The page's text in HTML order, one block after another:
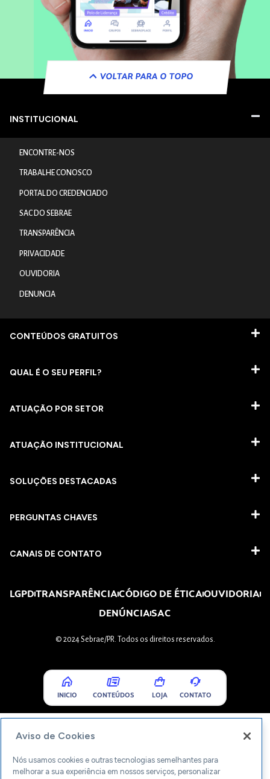
VOLTAR PARA O TOPO
INSTITUCIONAL
ENCONTRE-NOS
TRABALHE CONOSCO
PORTAL DO CREDENCIADO
SAC DO SEBRAE
TRANSPARÊNCIA
PRIVACIDADE
OUVIDORIA
DENUNCIA
CONTEÚDOS GRATUITOS
QUAL É O SEU PERFIL?
ATUAÇÃO POR SETOR
ATUAÇÃO INSTITUCIONAL
SOLUÇÕES DESTACADAS
PERGUNTAS CHAVES​
CANAIS DE CONTATO
LGPDTRANSPARÊNCIACÓDIGO DE ÉTICAOUVIDORIA
DENÚNCIASAC
© 2024 Sebrae/PR. Todos os direitos reservados.
INICIO CONTEÚDOS LOJA CONTATO
Aviso de Cookies
Nós usamos cookies e outras tecnologias semelhantes para
melhorar a sua experiência em nossos serviços, personalizar